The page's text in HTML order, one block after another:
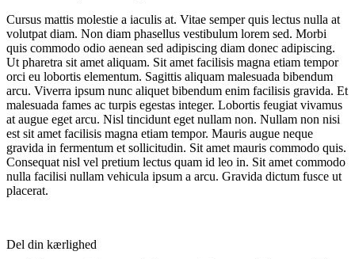
Cursus mattis molestie a iaculis at. Vitae semper quis lectus nulla at
volutpat diam. Non diam phasellus vestibulum lorem sed. Morbi
quis commodo odio aenean sed adipiscing diam donec adipiscing.
Ut pharetra sit amet aliquam. Sit amet facilisis magna etiam tempor
orci eu lobortis elementum. Sagittis aliquam malesuada bibendum
arcu. Viverra ipsum nunc aliquet bibendum enim facilisis gravida. Et
malesuada fames ac turpis egestas integer. Lobortis feugiat vivamus
at augue eget arcu. Nisl tincidunt eget nullam non. Nullam non nisi
est sit amet facilisis magna etiam tempor. Mauris augue neque
gravida in fermentum et sollicitudin. Sit amet mauris commodo quis.
Consequat nisl vel pretium lectus quam id leo in. Sit amet commodo
nulla facilisi nullam vehicula ipsum a arcu. Gravida dictum fusce ut
placerat.
Del din kærlighed